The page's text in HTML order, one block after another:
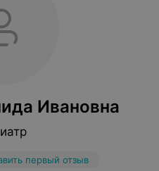
Ивановна
первый отзыв